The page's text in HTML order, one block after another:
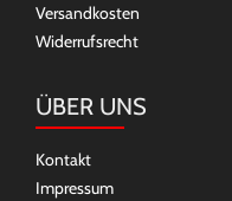
Versandkosten
Widerrufsrecht
ÜBER UNS
Kontakt
Impressum